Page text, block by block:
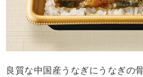
良質な中国産うなぎにうなぎの